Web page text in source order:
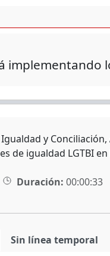
implementando
y
de igualdad LGTBI
Duración: 00:00:33
Sin línea temporal